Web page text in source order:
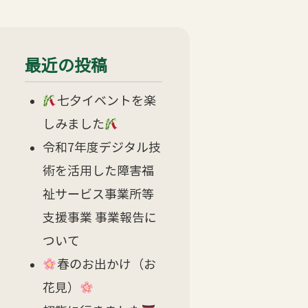
最近の投稿
七夕イベントを楽
しみました
令和7年度デジタル技
術を活用した障害福
祉サービス事業所等
支援事業 事業報告に
ついて
春のお出かけ（お
花見）